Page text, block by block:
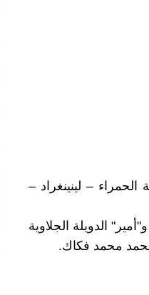
– لينينغراد –
الدويلة الجلاوية
محمد محمد فكاك.